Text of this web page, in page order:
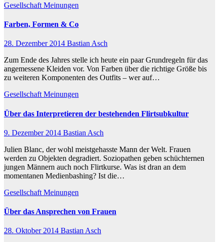
Gesellschaft Meinungen
Farben, Formen & Co
28. Dezember 2014 Bastian Asch
Zum Ende des Jahres stelle ich heute ein paar Grundregeln für das
angemessene Kleiden vor. Von Farben über die richtige Größe bis
zu weiteren Komponenten des Outfits – wer auf…
GesellschaftMeinungen
Über das Interpretieren der bestehenden Flirtsubkultur
9. Dezember 2014 Bastian Asch
Julien Blanc, der wohl meistgehasste Mann der Welt. Frauen
werden zu Objekten degradiert. Soziopathen geben schüchternen
jungen Männern auch noch Flirtkurse. Was ist dran an dem
momentanen Medienbashing? Ist die…
Gesellschaft Meinungen
Über das Ansprechen von Frauen
28. Oktober 2014 Bastian Asch